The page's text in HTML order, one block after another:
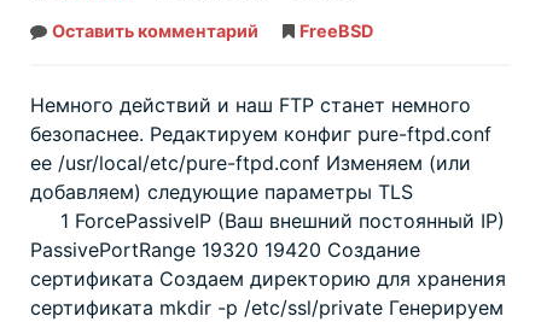
Оставить комментарий Настройка
(FreeBSD)
FreeBSD
Немного действий и наш FTP станет немного
безопаснее. Редактируем конфиг pure-ftpd.conf
ee /usr/local/etc/pure-ftpd.conf Изменяем (или
добавляем) следующие параметры TLS
1 ForcePassiveIP (Ваш внешний постоянный IP)
PassivePortRange 19320 19420 Создание
сертификата Создаем директорию для хранения
сертификата mkdir -p /etc/ssl/private Генерируем